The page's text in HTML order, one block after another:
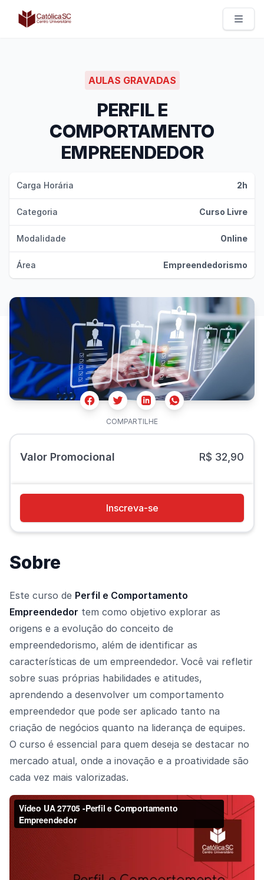
Católica SC | Experts
AULAS GRAVADAS
PERFIL E
COMPORTAMENTO
EMPREENDEDOR
Carga Horária 2h
Categoria Curso Livre
Modalidade Online
Área Empreendedorismo
FacebookTwitterLinkedinWhatsapp
COMPARTILHE
Valor Promocional R$ 32,90
Inscreva-se
Sobre
Este curso de Perfil e Comportamento
Empreendedor tem como objetivo explorar as
origens e a evolução do conceito de
empreendedorismo, além de identificar as
características de um empreendedor. Você vai refletir
sobre suas próprias habilidades e atitudes,
aprendendo a desenvolver um comportamento
empreendedor que pode ser aplicado tanto na
criação de negócios quanto na liderança de equipes.
O curso é essencial para quem deseja se destacar no
mercado atual, onde a inovação e a proatividade são
cada vez mais valorizadas.